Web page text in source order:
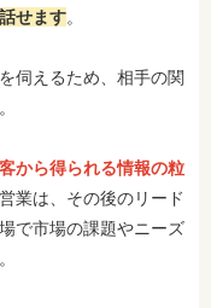
せます。
伺えるため、相手の関
から得られる情報の粒
業は、その後のリード
で市場の課題やニーズ